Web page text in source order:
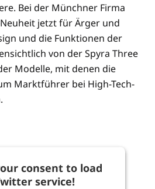
Bei der Münchner Firma
jetzt für Ärger und
und die Funktionen der
von der Spyra Three
Modelle, mit denen die
Marktführer bei High-Tech-
consent to load
service!